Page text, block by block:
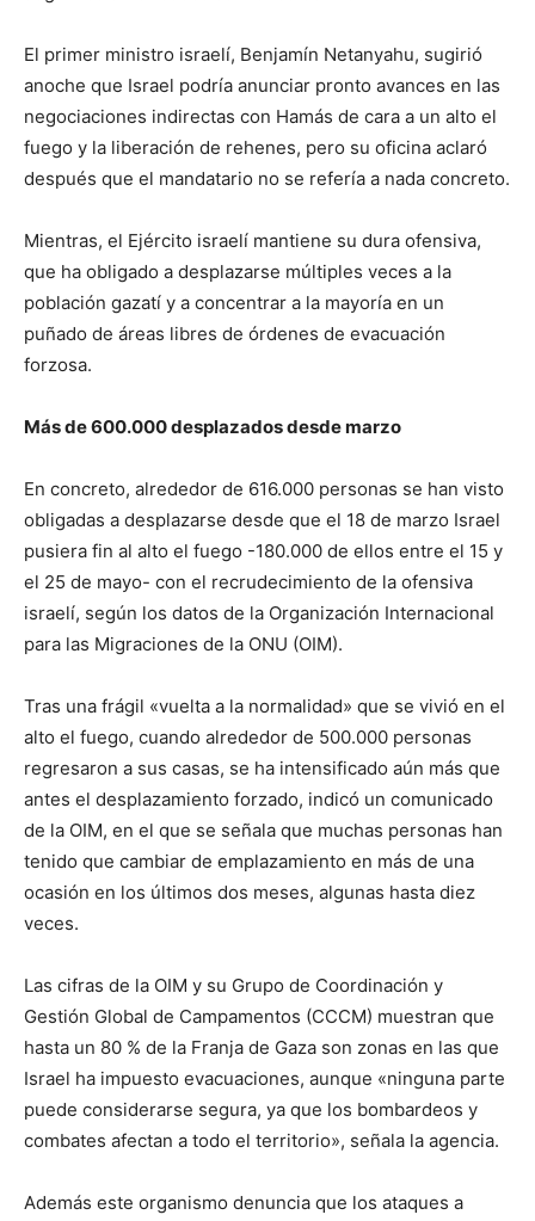
El primer ministro israelí, Benjamín Netanyahu, sugirió
anoche que Israel podría anunciar pronto avances en las
negociaciones indirectas con Hamás de cara a un alto el
fuego y la liberación de rehenes, pero su oficina aclaró
después que el mandatario no se refería a nada concreto.
Mientras, el Ejército israelí mantiene su dura ofensiva,
que ha obligado a desplazarse múltiples veces a la
población gazatí y a concentrar a la mayoría en un
puñado de áreas libres de órdenes de evacuación
forzosa.
Más de 600.000 desplazados desde marzo
En concreto, alrededor de 616.000 personas se han visto
obligadas a desplazarse desde que el 18 de marzo Israel
pusiera fin al alto el fuego -180.000 de ellos entre el 15 y
el 25 de mayo- con el recrudecimiento de la ofensiva
israelí, según los datos de la Organización Internacional
para las Migraciones de la ONU (OIM).
Tras una frágil «vuelta a la normalidad» que se vivió en el
alto el fuego, cuando alrededor de 500.000 personas
regresaron a sus casas, se ha intensificado aún más que
antes el desplazamiento forzado, indicó un comunicado
de la OIM, en el que se señala que muchas personas han
tenido que cambiar de emplazamiento en más de una
ocasión en los últimos dos meses, algunas hasta diez
veces.
Las cifras de la OIM y su Grupo de Coordinación y
Gestión Global de Campamentos (CCCM) muestran que
hasta un 80 % de la Franja de Gaza son zonas en las que
Israel ha impuesto evacuaciones, aunque «ninguna parte
puede considerarse segura, ya que los bombardeos y
combates afectan a todo el territorio», señala la agencia.
Además este organismo denuncia que los ataques a